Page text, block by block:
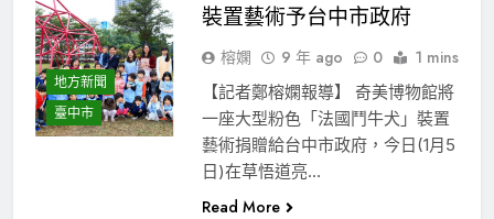
地方新聞
臺中市
裝置藝術予台中市政府
榕嫻 9 年 ago 0 1 mins
【記者鄭榕嫻報導】 奇美博物館將
一座大型粉色「法國鬥牛犬」裝置
藝術捐贈給台中市政府，今日(1月5
日)在草悟道亮…
Read More